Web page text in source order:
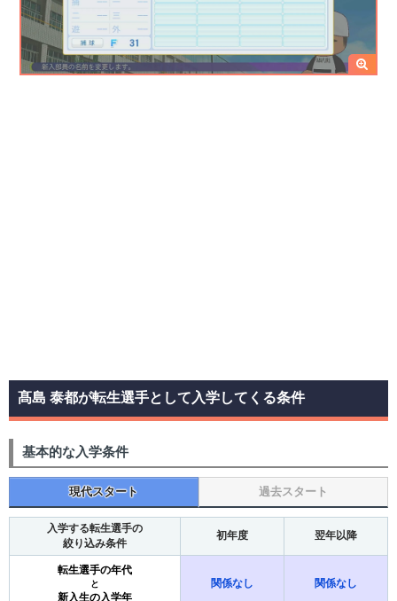
髙島 泰都が転生選手として入学してくる条件
基本的な入学条件
現代スタート 過去スタート
入学する転生選手の
絞り込み条件
初年度 翌年以降
転生選手の年代
と
新入生の入学年
関係なし 関係なし